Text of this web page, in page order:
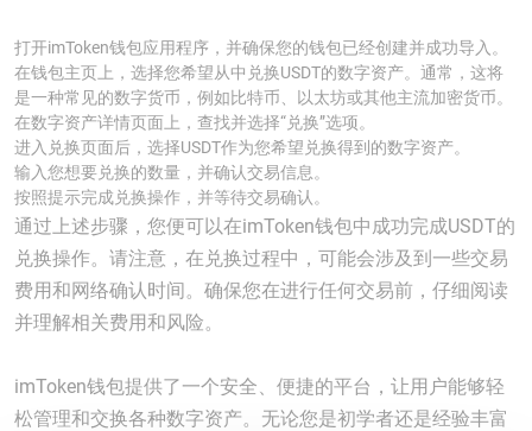
打开imToken钱包应用程序，并确保您的钱包已经创建并成功导入。
在钱包主页上，选择您希望从中兑换USDT的数字资产。通常，这将
是一种常见的数字货币，例如比特币、以太坊或其他主流加密货币。
在数字资产详情页面上，查找并选择“兑换”选项。
进入兑换页面后，选择USDT作为您希望兑换得到的数字资产。
输入您想要兑换的数量，并确认交易信息。
按照提示完成兑换操作，并等待交易确认。
通过上述步骤，您便可以在imToken钱包中成功完成USDT的
兑换操作。请注意，在兑换过程中，可能会涉及到一些交易
费用和网络确认时间。确保您在进行任何交易前，仔细阅读
并理解相关费用和风险。
imToken钱包提供了一个安全、便捷的平台，让用户能够轻
松管理和交换各种数字资产。无论您是初学者还是经验丰富